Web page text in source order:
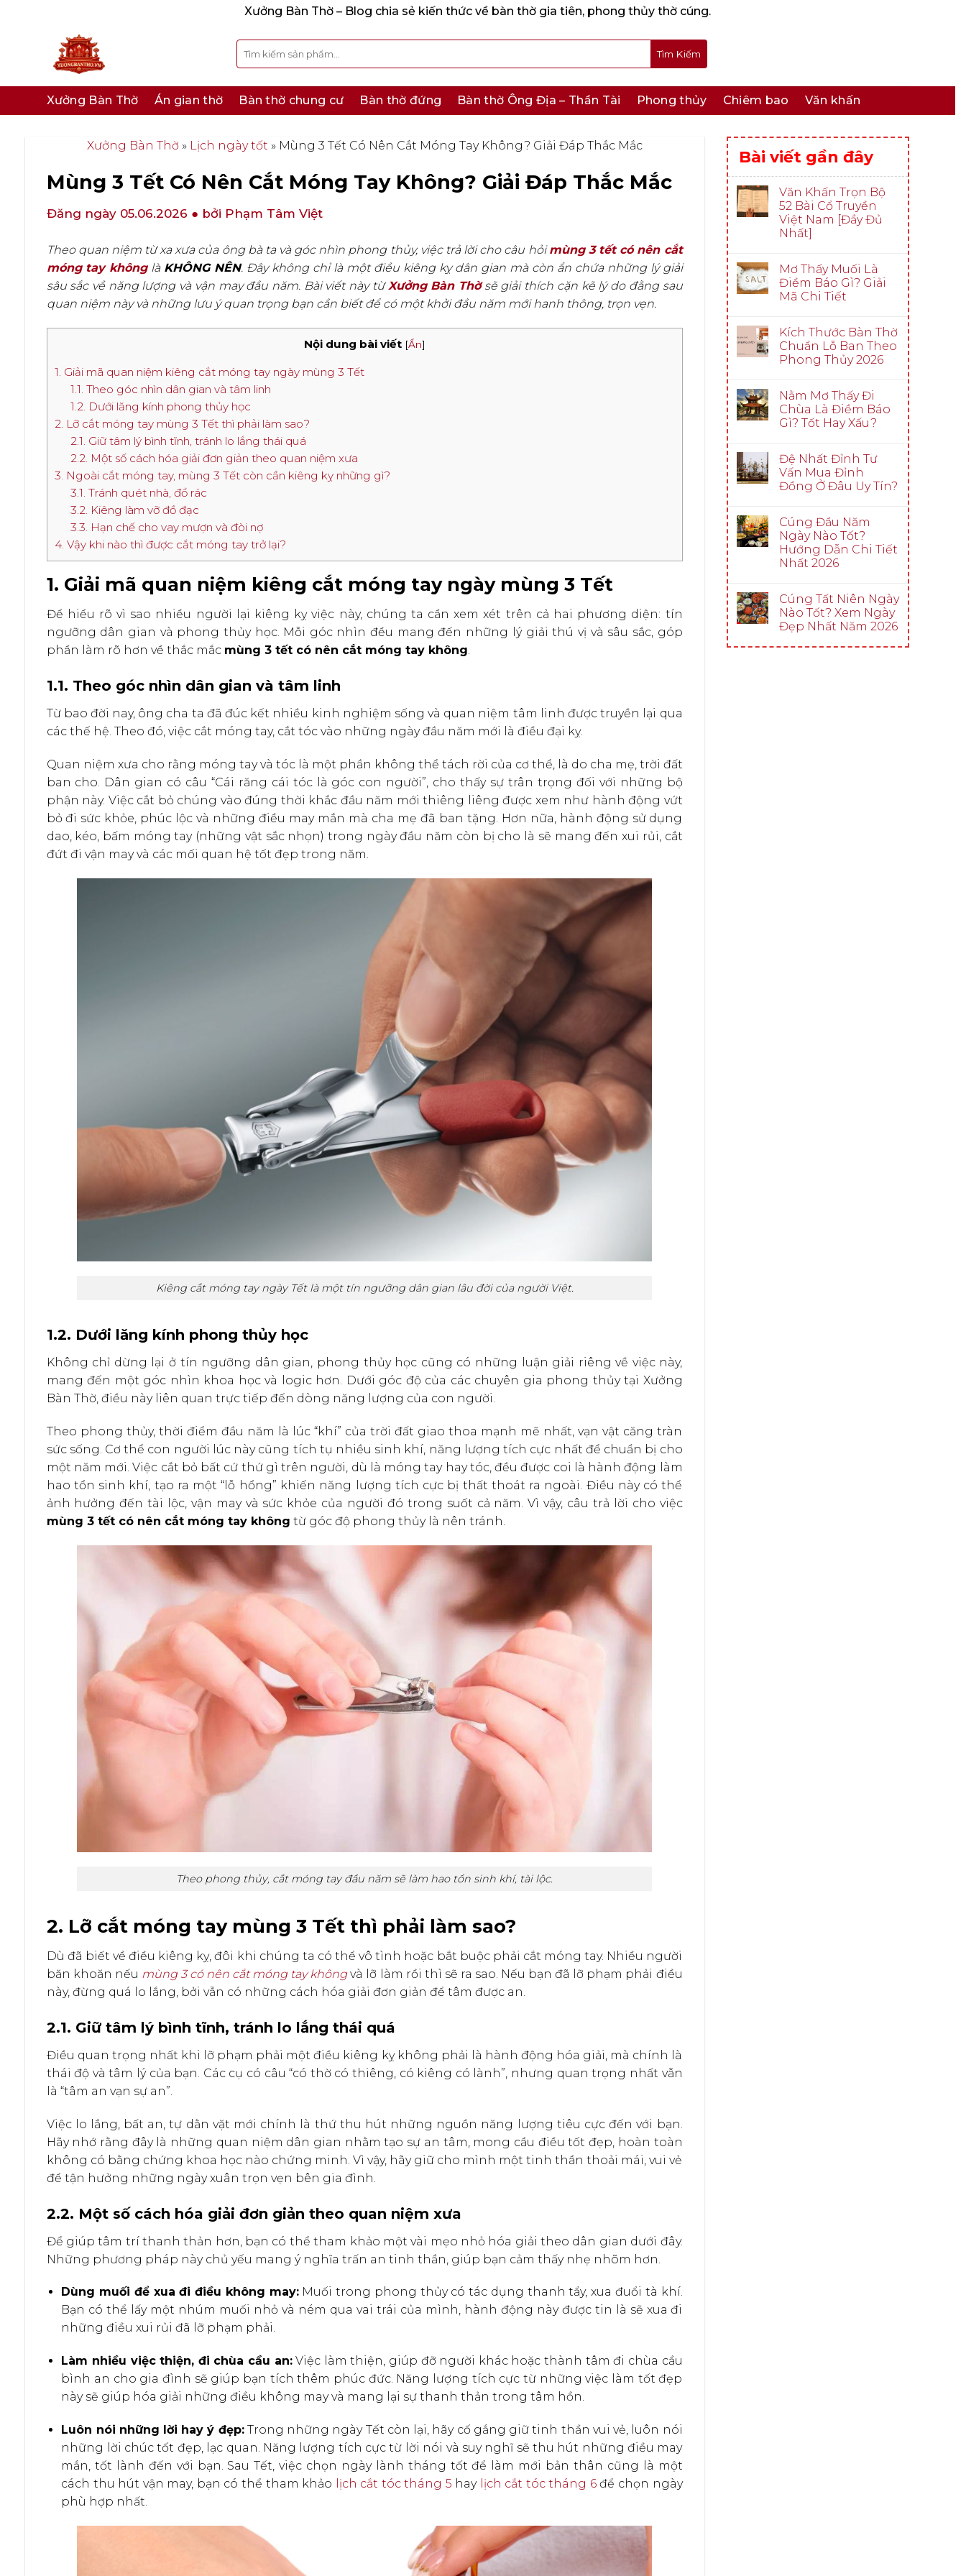
Xưởng Bàn Thờ – Blog chia sẻ kiến thức về bàn thờ gia tiên, phong thủy thờ cúng.
Tìm
kiếm:
Xưởng Bàn Thờ Án gian thờ Bàn thờ chung cư Bàn thờ đứng Bàn thờ Ông Địa – Thần Tài Phong thủy Chiêm bao Văn khấn
Xưởng Bàn Thờ » Lịch ngày tốt » Mùng 3 Tết Có Nên Cắt Móng Tay Không? Giải Đáp Thắc Mắc
Mùng 3 Tết Có Nên Cắt Móng Tay Không? Giải Đáp Thắc Mắc
Đăng ngày 05.06.2026 ● bởi Phạm Tâm Việt
Theo quan niệm từ xa xưa của ông bà ta và góc nhìn phong thủy, việc trả lời cho câu hỏimùng 3 tết có nên cắt
móng tay khônglà KHÔNG NÊN. Đây không chỉ là một điều kiêng kỵ dân gian mà còn ẩn chứa những lý giải
sâu sắc về năng lượng và vận may đầu năm. Bài viết này từXưởng Bàn Thờsẽ giải thích cặn kẽ lý do đằng sau
quan niệm này và những lưu ý quan trọng bạn cần biết để có một khởi đầu năm mới hanh thông, trọn vẹn.
Nội dung bài viết [Ẩn]
1. Giải mã quan niệm kiêng cắt móng tay ngày mùng 3 Tết
1.1. Theo góc nhìn dân gian và tâm linh
1.2. Dưới lăng kính phong thủy học
2. Lỡ cắt móng tay mùng 3 Tết thì phải làm sao?
2.1. Giữ tâm lý bình tĩnh, tránh lo lắng thái quá
2.2. Một số cách hóa giải đơn giản theo quan niệm xưa
3. Ngoài cắt móng tay, mùng 3 Tết còn cần kiêng kỵ những gì?
3.1. Tránh quét nhà, đổ rác
3.2. Kiêng làm vỡ đồ đạc
3.3. Hạn chế cho vay mượn và đòi nợ
4. Vậy khi nào thì được cắt móng tay trở lại?
1. Giải mã quan niệm kiêng cắt móng tay ngày mùng 3 Tết
Để hiểu rõ vì sao nhiều người lại kiêng kỵ việc này, chúng ta cần xem xét trên cả hai phương diện: tín
ngưỡng dân gian và phong thủy học. Mỗi góc nhìn đều mang đến những lý giải thú vị và sâu sắc, góp
phần làm rõ hơn về thắc mắc mùng 3 tết có nên cắt móng tay không.
1.1. Theo góc nhìn dân gian và tâm linh
Từ bao đời nay, ông cha ta đã đúc kết nhiều kinh nghiệm sống và quan niệm tâm linh được truyền lại qua
các thế hệ. Theo đó, việc cắt móng tay, cắt tóc vào những ngày đầu năm mới là điều đại kỵ.
Quan niệm xưa cho rằng móng tay và tóc là một phần không thể tách rời của cơ thể, là do cha mẹ, trời đất
ban cho. Dân gian có câu “Cái răng cái tóc là góc con người”, cho thấy sự trân trọng đối với những bộ
phận này. Việc cắt bỏ chúng vào đúng thời khắc đầu năm mới thiêng liêng được xem như hành động vứt
bỏ đi sức khỏe, phúc lộc và những điều may mắn mà cha mẹ đã ban tặng. Hơn nữa, hành động sử dụng
dao, kéo, bấm móng tay (những vật sắc nhọn) trong ngày đầu năm còn bị cho là sẽ mang đến xui rủi, cắt
đứt đi vận may và các mối quan hệ tốt đẹp trong năm.
Kiêng cắt móng tay ngày Tết là một tín ngưỡng dân gian lâu đời của người Việt.
1.2. Dưới lăng kính phong thủy học
Không chỉ dừng lại ở tín ngưỡng dân gian, phong thủy học cũng có những luận giải riêng về việc này,
mang đến một góc nhìn khoa học và logic hơn. Dưới góc độ của các chuyên gia phong thủy tại Xưởng
Bàn Thờ, điều này liên quan trực tiếp đến dòng năng lượng của con người.
Theo phong thủy, thời điểm đầu năm là lúc “khí” của trời đất giao thoa mạnh mẽ nhất, vạn vật căng tràn
sức sống. Cơ thể con người lúc này cũng tích tụ nhiều sinh khí, năng lượng tích cực nhất để chuẩn bị cho
một năm mới. Việc cắt bỏ bất cứ thứ gì trên người, dù là móng tay hay tóc, đều được coi là hành động làm
hao tổn sinh khí, tạo ra một “lỗ hổng” khiến năng lượng tích cực bị thất thoát ra ngoài. Điều này có thể
ảnh hưởng đến tài lộc, vận may và sức khỏe của người đó trong suốt cả năm. Vì vậy, câu trả lời cho việc
mùng 3 tết có nên cắt móng tay không từ góc độ phong thủy là nên tránh.
Theo phong thủy, cắt móng tay đầu năm sẽ làm hao tổn sinh khí, tài lộc.
2. Lỡ cắt móng tay mùng 3 Tết thì phải làm sao?
Dù đã biết về điều kiêng kỵ, đôi khi chúng ta có thể vô tình hoặc bắt buộc phải cắt móng tay. Nhiều người
băn khoăn nếu mùng 3 có nên cắt móng tay khôngvà lỡ làm rồi thì sẽ ra sao. Nếu bạn đã lỡ phạm phải điều
này, đừng quá lo lắng, bởi vẫn có những cách hóa giải đơn giản để tâm được an.
2.1. Giữ tâm lý bình tĩnh, tránh lo lắng thái quá
Điều quan trọng nhất khi lỡ phạm phải một điều kiêng kỵ không phải là hành động hóa giải, mà chính là
thái độ và tâm lý của bạn. Các cụ có câu “có thờ có thiêng, có kiêng có lành”, nhưng quan trọng nhất vẫn
là “tâm an vạn sự an”.
Việc lo lắng, bất an, tự dằn vặt mới chính là thứ thu hút những nguồn năng lượng tiêu cực đến với bạn.
Hãy nhớ rằng đây là những quan niệm dân gian nhằm tạo sự an tâm, mong cầu điều tốt đẹp, hoàn toàn
không có bằng chứng khoa học nào chứng minh. Vì vậy, hãy giữ cho mình một tinh thần thoải mái, vui vẻ
để tận hưởng những ngày xuân trọn vẹn bên gia đình.
2.2. Một số cách hóa giải đơn giản theo quan niệm xưa
Để giúp tâm trí thanh thản hơn, bạn có thể tham khảo một vài mẹo nhỏ hóa giải theo dân gian dưới đây.
Những phương pháp này chủ yếu mang ý nghĩa trấn an tinh thần, giúp bạn cảm thấy nhẹ nhõm hơn.
Dùng muối để xua đi điều không may:Muối trong phong thủy có tác dụng thanh tẩy, xua đuổi tà khí.
Bạn có thể lấy một nhúm muối nhỏ và ném qua vai trái của mình, hành động này được tin là sẽ xua đi
những điều xui rủi đã lỡ phạm phải.
Làm nhiều việc thiện, đi chùa cầu an:Việc làm thiện, giúp đỡ người khác hoặc thành tâm đi chùa cầu
bình an cho gia đình sẽ giúp bạn tích thêm phúc đức. Năng lượng tích cực từ những việc làm tốt đẹp
này sẽ giúp hóa giải những điều không may và mang lại sự thanh thản trong tâm hồn.
Luôn nói những lời hay ý đẹp:Trong những ngày Tết còn lại, hãy cố gắng giữ tinh thần vui vẻ, luôn nói
những lời chúc tốt đẹp, lạc quan. Năng lượng tích cực từ lời nói và suy nghĩ sẽ thu hút những điều may
mắn, tốt lành đến với bạn. Sau Tết, việc chọn ngày lành tháng tốt để làm mới bản thân cũng là một
cách thu hút vận may, bạn có thể tham khảo
lịch cắt tóc tháng 5 hay lịch cắt tóc tháng 6để chọn ngày
phù hợp nhất.
Bài viết gần đây
Văn Khấn Trọn Bộ
52 Bài Cổ Truyền
Việt Nam [Đầy Đủ
Nhất]
Mơ Thấy Muối Là
Điềm Báo Gì? Giải
Mã Chi Tiết
Kích Thước Bàn Thờ
Chuẩn Lỗ Ban Theo
Phong Thủy 2026
Nằm Mơ Thấy Đi
Chùa Là Điềm Báo
Gì? Tốt Hay Xấu?
Đệ Nhất Đỉnh Tư
Vấn Mua Đỉnh
Đồng Ở Đâu Uy Tín?
Cúng Đầu Năm
Ngày Nào Tốt?
Hướng Dẫn Chi Tiết
Nhất 2026
Cúng Tất Niên Ngày
Nào Tốt? Xem Ngày
Đẹp Nhất Năm 2026